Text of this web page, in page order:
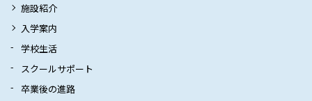
施設紹介
入学案内
学校生活
スクールサポート
卒業後の進路